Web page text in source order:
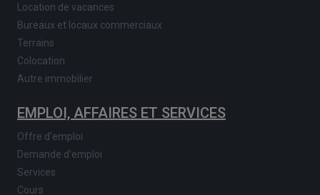
Location de vacances
Bureaux et locaux commerciaux
Terrains
Colocation
Autre immobilier
EMPLOI, AFFAIRES ET SERVICES
Offre d'emploi
Demande d'emploi
Services
Cours